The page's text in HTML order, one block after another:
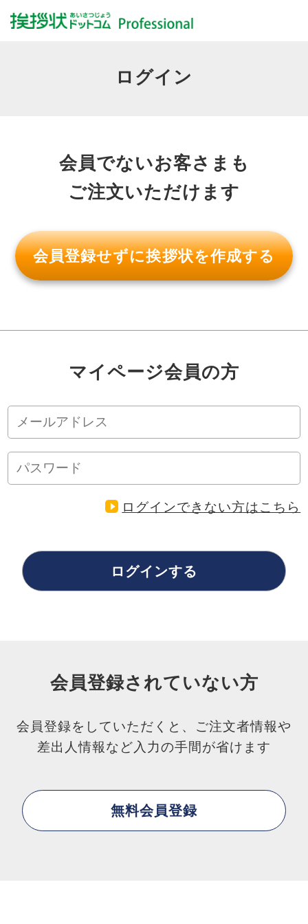
ログイン
会員でないお客さまも
ご注文いただけます
マイページ会員の方
ログインできない方はこちら
会員登録されていない方
会員登録をしていただくと、ご注文者情報や
差出人情報など入力の手間が省けます